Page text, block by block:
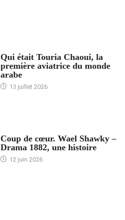
Qui était Touria Chaoui, la
première aviatrice du monde
arabe
13 juillet 2026
Coup de cœur. Wael Shawky –
Drama 1882, une histoire
12 juin 2026